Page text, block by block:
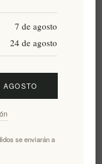
7 de agosto
24 de agosto
AGOSTO
se enviarán a